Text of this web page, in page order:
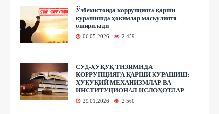
Ўзбекистонда коррупцияга қарши
курашишда ҳокимлар масъулияти
оширилади
06.05.2026 2 459
СУД-ҲУҚУҚ ТИЗИМИДА
КОРРУПЦИЯГА ҚАРШИ КУРАШИШ:
ҲУҚУҚИЙ МЕХАНИЗМЛАР ВА
ИНСТИТУЦИОНАЛ ИСЛОҲОТЛАР
29.01.2026 2 560